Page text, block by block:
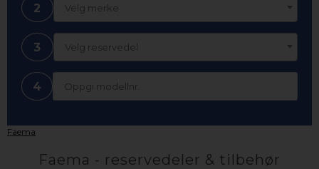
2 Velg merke
3 Velg reservedel
4
Faema
Faema - reservedeler & tilbehør